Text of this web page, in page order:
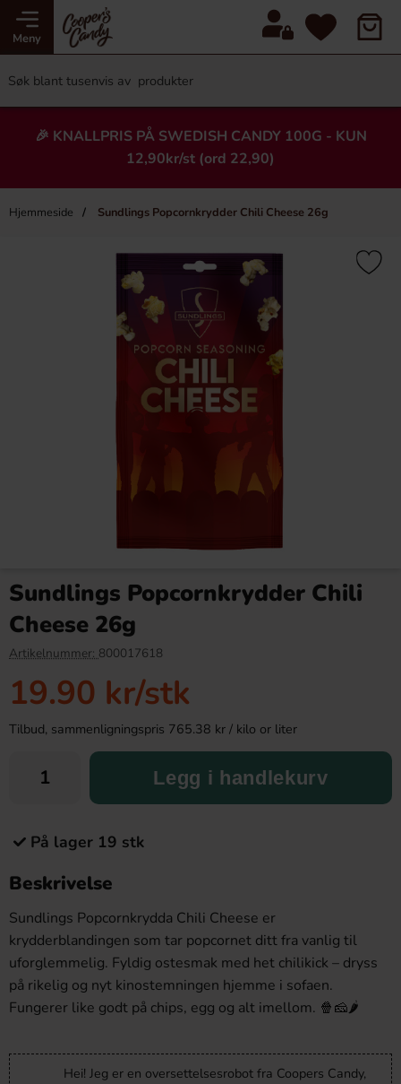
Meny
🎉 KNALLPRIS PÅ SWEDISH CANDY 100G - KUN
12,90kr/st (ord 22,90)
Hjemmeside Sundlings Popcornkrydder Chili Cheese 26g
Heading
×
32.90 kr
Köp
Sundlings Popcornkrydder Chili
Cheese 26g
Artikelnummer: 800017618
19.90 kr/stk
Tilbud, sammenligningspris 765.38 kr / kilo or liter
Legg i handlekurv
På lager 19 stk
Beskrivelse
Sundlings Popcornkrydda Chili Cheese er
krydderblandingen som tar popcornet ditt fra vanlig til
uforglemmelig. Fyldig ostesmak med het chilikick – dryss
på rikelig og nyt kinostemningen hjemme i sofaen.
Fungerer like godt på chips, egg og alt imellom. 🍿🧀🌶️
Hei! Jeg er en oversettelsesrobot fra Coopers Candy,